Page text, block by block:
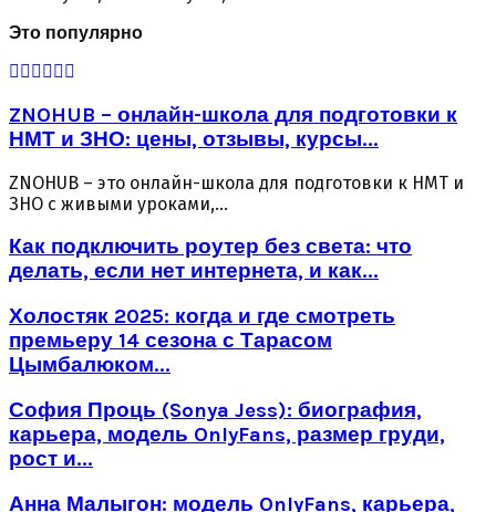
Это популярно
ZNOHUB – онлайн-школа для подготовки к
НМТ и ЗНО: цены, отзывы, курсы...
ZNOHUB – это онлайн-школа для подготовки к НМТ и
ЗНО с живыми уроками,...
Как подключить роутер без света: что
делать, если нет интернета, и как...
Холостяк 2025: когда и где смотреть
премьеру 14 сезона с Тарасом
Цымбалюком...
София Проць (Sonya Jess): биография,
карьера, модель OnlyFans, размер груди,
рост и...
Анна Малыгон: модель OnlyFans, карьера,